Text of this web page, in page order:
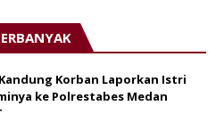
Korban Laporkan Istri
ke Polrestabes Medan